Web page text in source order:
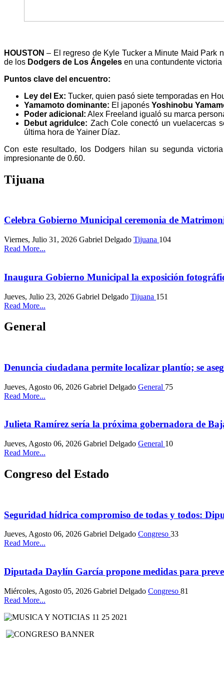
HOUSTON – El regreso de Kyle Tucker a Minute Maid Park
de los Dodgers de Los Ángeles en una contundente
Puntos clave del encuentro:
Ley del Ex: Tucker, quien pasó siete temporadas en
Yamamoto dominante: El japonés Yoshinobu
Poder adicional: Alex Freeland igualó su marca
Debut agridulce: Zach Cole conectó un vuelacercas
última hora de Yainer Díaz.
Con este resultado, los Dodgers hilan su segunda
impresionante de 0.60.
Tijuana
Celebra Gobierno Municipal ceremonia de
Viernes, Julio 31, 2026 Gabriel Delgado Tijuana 104
Read More...
Inaugura Gobierno Municipal la exposición
Jueves, Julio 23, 2026 Gabriel Delgado Tijuana 151
Read More...
General
Denuncia ciudadana permite localizar plantío; se
Jueves, Agosto 06, 2026 Gabriel Delgado General 75
Read More...
Julieta Ramírez sería la próxima gobernadora de
Jueves, Agosto 06, 2026 Gabriel Delgado General 10
Read More...
Congreso del Estado
Seguridad hídrica compromiso de todas y todos:
Jueves, Agosto 06, 2026 Gabriel Delgado Congreso 33
Read More...
Diputada Daylín García propone medidas para
Miércoles, Agosto 05, 2026 Gabriel Delgado Congreso 81
Read More...